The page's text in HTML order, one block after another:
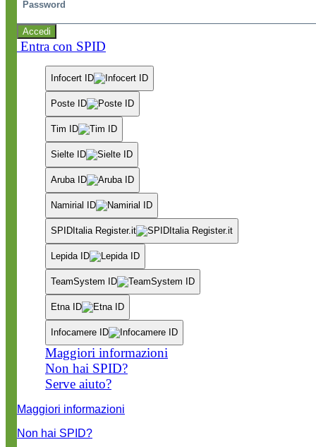
Accedi
Entra con SPID
Infocert ID
Poste ID
Tim ID
Sielte ID
Aruba ID
Namirial ID
SPIDItalia Register.it
Lepida ID
TeamSystem ID
Etna ID
Infocamere ID
Maggiori informazioni
Non hai SPID?
Serve aiuto?
Maggiori informazioni
Non hai SPID?